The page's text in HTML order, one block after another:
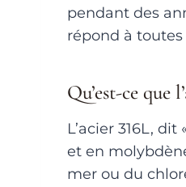
pendant des
répond à
Qu’est-ce que
L’acier 316L,
et en
mer ou du